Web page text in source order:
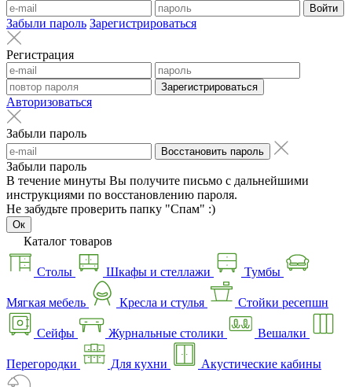
Войти
Забыли пароль Зарегистрироваться
Регистрация
Зарегистрироваться
Авторизоваться
Забыли пароль
Восстановить пароль
Забыли пароль
В течение минуты Вы получите письмо с дальнейшими
инструкциями по восстановлению пароля.
Не забудьте проверить папку "Спам" :)
Ок
Каталог товаров
Столы Шкафы и стеллажи Тумбы
Мягкая мебель Кресла и стулья Стойки ресепшн
Сейфы Журнальные столики Вешалки
Перегородки Для кухни Акустические кабины